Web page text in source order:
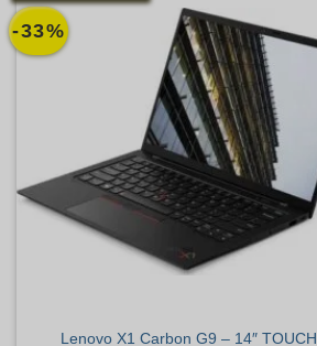
-33%
Lenovo X1 Carbon G9 – 14″ TOUCH